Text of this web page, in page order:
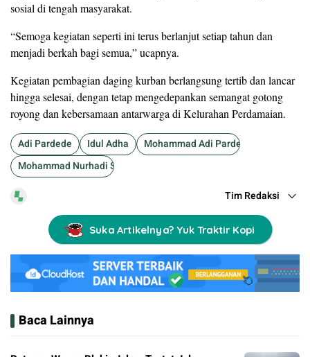
sosial di tengah masyarakat.
“Semoga kegiatan seperti ini terus berlanjut setiap tahun dan
menjadi berkah bagi semua,” ucapnya.
Kegiatan pembagian daging kurban berlangsung tertib dan lancar
hingga selesai, dengan tetap mengedepankan semangat gotong
royong dan kebersamaan antarwarga di Kelurahan Perdamaian.
Adi Pardede Idul Adha
Mohammad Adi Pardede
Mohammad Nurhadi Salim Pardede
Tim Redaksi
Suka Artikelnya? Yuk Traktir Kopi
Baca Lainnya